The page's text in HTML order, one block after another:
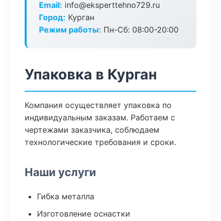
Email: info@eksperttehno729.ru
Город: Курган
Режим работы: Пн-Сб: 08:00-20:00
Упаковка в Курган
Компания осуществляет упаковка по
индивидуальным заказам. Работаем с
чертежами заказчика, соблюдаем
технологические требования и сроки.
Наши услуги
Гибка металла
Изготовление оснастки